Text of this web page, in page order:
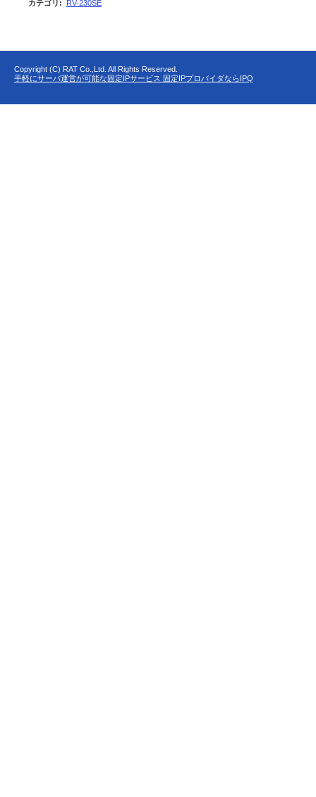
カテゴリ : RV-230SE
Copyright (C) RAT Co.,Ltd. All Rights Reserved.
手軽にサーバ運営が可能な固定IPサービス 固定IPプロバイダならIPQ